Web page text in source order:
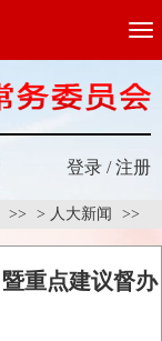
登录 /注册
> 人大新闻
重点建议督办